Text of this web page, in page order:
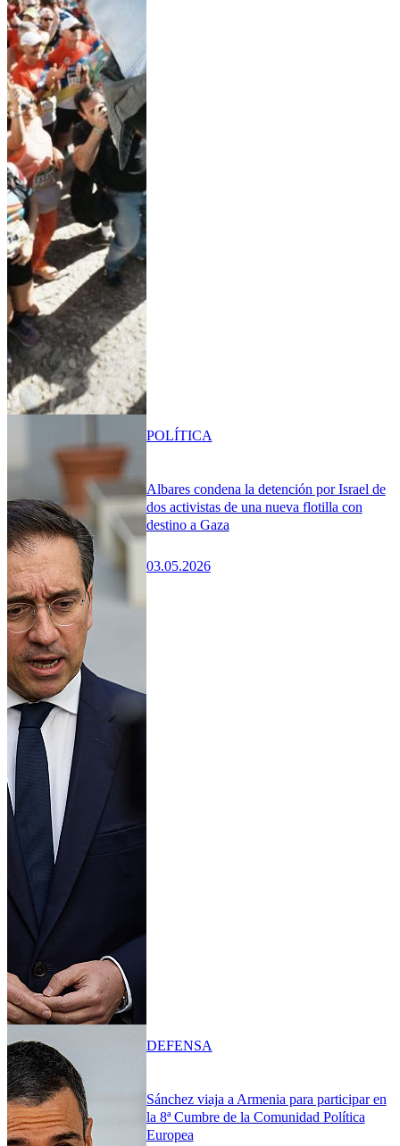
Albares condena la detención por Israel de
dos activistas de una nueva flotilla con
destino a Gaza
03.05.2026
POLÍTICA
Sánchez viaja a Armenia para participar en
la 8ª Cumbre de la Comunidad Política
Europea
DEFENSA